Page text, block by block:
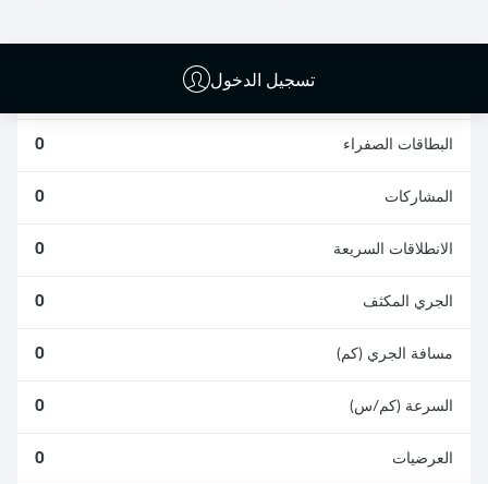
تسجيل الدخول
البطاقات الصفراء 0
المشاركات 0
الانطلاقات السريعة 0
الجري المكثف 0
مسافة الجري (كم) 0
السرعة (كم/س) 0
العرضيات 0